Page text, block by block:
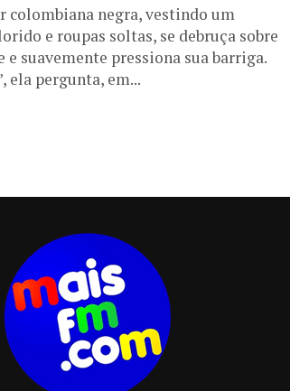
colombiana negra, vestindo um
e roupas soltas, se debruça sobre
e suavemente pressiona sua barriga.
ela pergunta, em...